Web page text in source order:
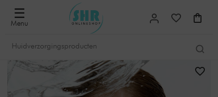
☰
Menu